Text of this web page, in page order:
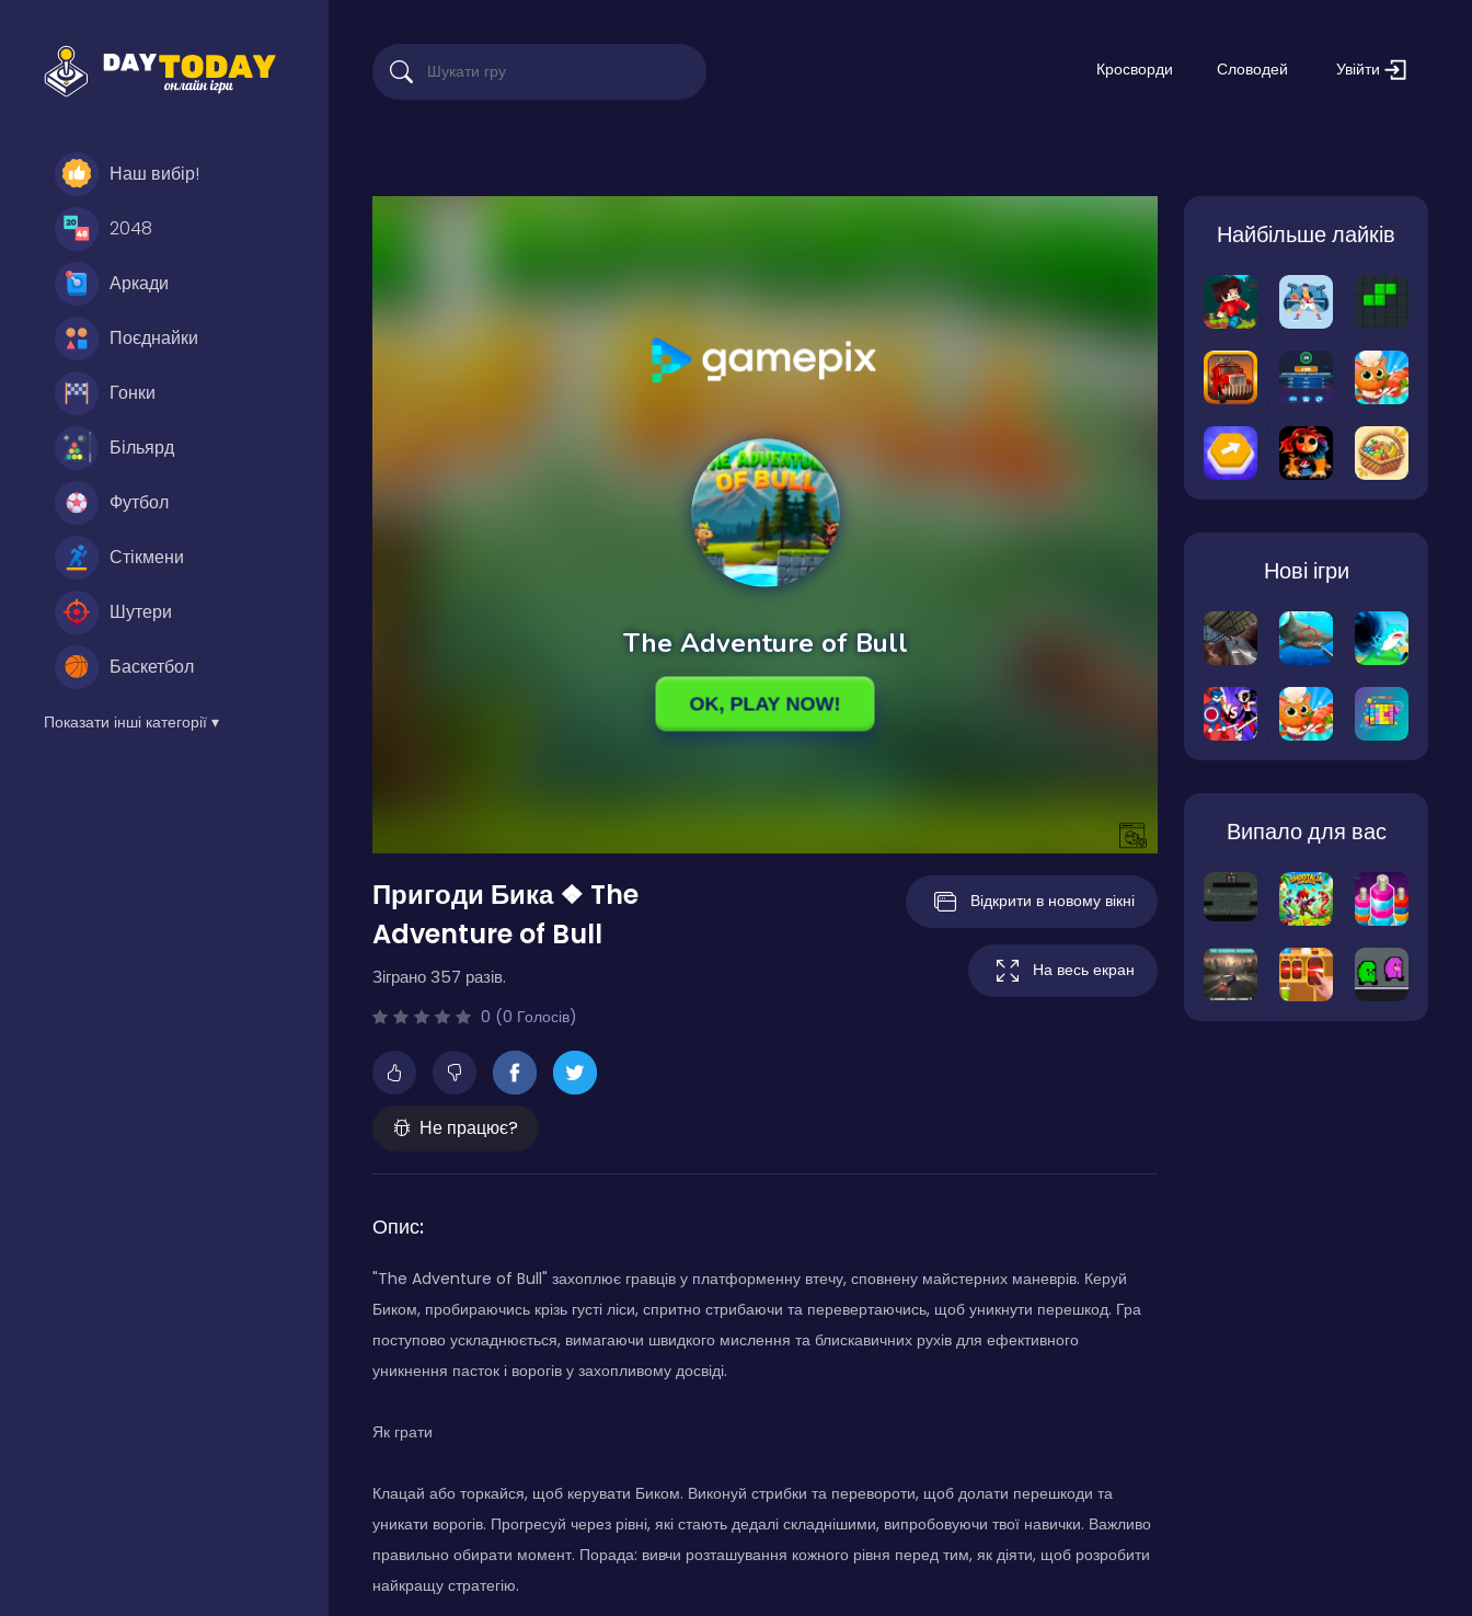
Наш вибір!
2048
Аркади
Поєднайки
Гонки
Більярд
Футбол
Стікмени
Шутери
Баскетбол
Показати інші категорії ▾
Кросворди Словодей Увійти
Пригоди Бика ❖ The
Adventure of Bull
Зіграно 357 разів.
0 (0 Голосів)
Не працює?
Відкрити в новому вікні
На весь екран
Опис:
"The Adventure of Bull" захоплює гравців у платформенну втечу, сповнену майстерних маневрів. Керуй
Биком, пробираючись крізь густі ліси, спритно стрибаючи та перевертаючись, щоб уникнути перешкод. Гра
поступово ускладнюється, вимагаючи швидкого мислення та блискавичних рухів для ефективного
уникнення пасток і ворогів у захопливому досвіді.
Як грати
Клацай або торкайся, щоб керувати Биком. Виконуй стрибки та перевороти, щоб долати перешкоди та
уникати ворогів. Прогресуй через рівні, які стають дедалі складнішими, випробовуючи твої навички. Важливо
правильно обирати момент. Порада: вивчи розташування кожного рівня перед тим, як діяти, щоб розробити
найкращу стратегію.
Найбільше лайків
Нові ігри
Випало для вас